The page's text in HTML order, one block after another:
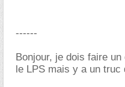
------
Bonjour, je dois faire
le LPS mais y a un truc